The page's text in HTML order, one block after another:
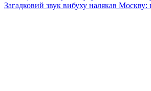
Загадковий звук вибуху налякав Москву: